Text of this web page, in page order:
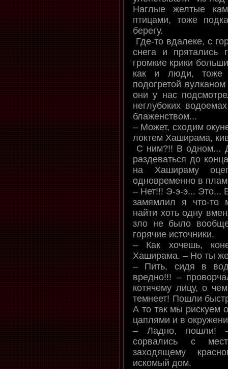
Наглые желтые
птицами, тоже
берегу.
Где-то вдалеке, с
снега и прятались
громкие крики
как и люди, тоже
подогретой
они у нас
неглубоких
блаженством...
– Может, сходим
локтем Хаширама,
С ним?!! В одном...
раздеваться до
на Хашираму
одновременно в
– Нет!!! Э-э-э... Это...
замямлил я что-то
найти хоть одну
зло не было
горячие источники.
– Как хочешь,
Хаширама. – Но ты
– Пить, сидя в
вредно!!! –
котячему лицу, о
темнеет! Пошли
А то так мы рискуем
цаплями и в
– Ладно, пошли!
сорвались с
заходящему
искомый дом.